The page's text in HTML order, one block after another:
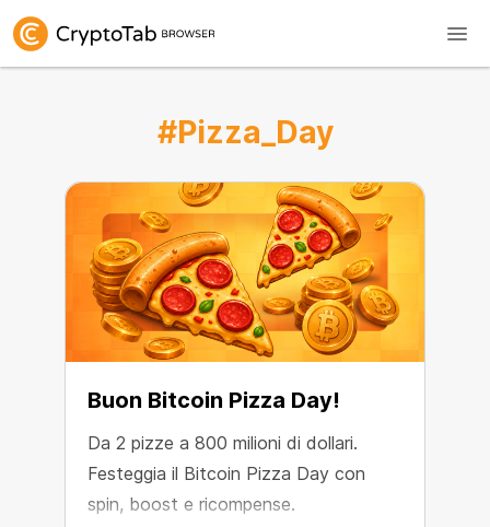
#Pizza_Day
Buon Bitcoin Pizza Day!
Da 2 pizze a 800 milioni di dollari.
Festeggia il Bitcoin Pizza Day con
spin, boost e ricompense.